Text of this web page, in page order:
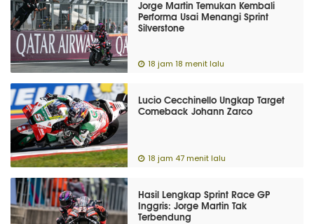
Jorge Martin Temukan Kembali
Performa Usai Menangi Sprint
Silverstone
18 jam 18 menit lalu
Lucio Cecchinello Ungkap Target
Comeback Johann Zarco
18 jam 47 menit lalu
Hasil Lengkap Sprint Race GP
Inggris: Jorge Martin Tak
Terbendung